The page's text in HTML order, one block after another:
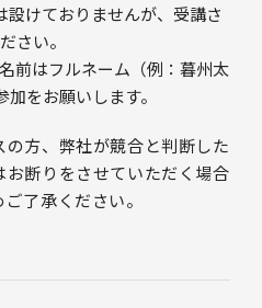
けておりませんが、受講さ
さい。
前はフルネーム（例：暮州太
をお願いします。
方、弊社が競合と判断した
断りをさせていただく場合
了承ください。